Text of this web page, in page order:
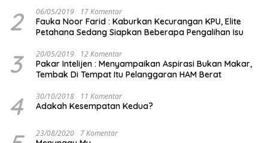
2 06/05/2019 17 Komentar
Fauka Noor Farid : Kaburkan Kecurangan KPU, Elite
Petahana Sedang Siapkan Beberapa Pengalihan Isu
3 20/05/2019 12 Komentar
Pakar Intelijen : Menyampaikan Aspirasi Bukan Makar,
Tembak Di Tempat Itu Pelanggaran HAM Berat
4 30/10/2018 11 Komentar
Adakah Kesempatan Kedua?
23/08/2020 7 Komentar